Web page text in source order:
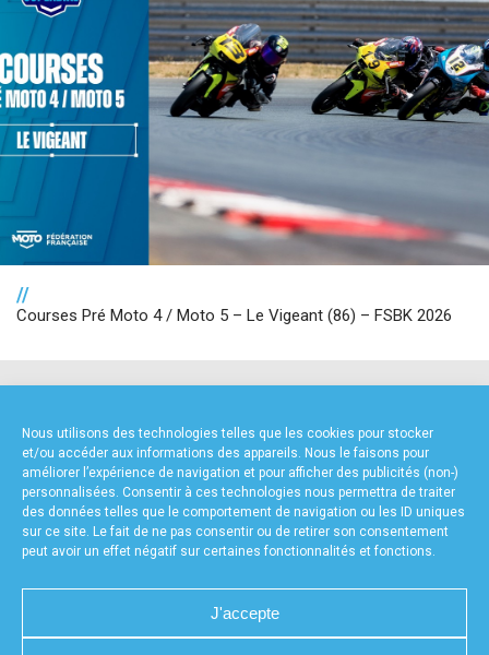
Nous utilisons des technologies telles que les cookies pour stocker
et/ou accéder aux informations des appareils. Nous le faisons pour
améliorer l’expérience de navigation et pour afficher des publicités (non-)
personnalisées. Consentir à ces technologies nous permettra de traiter
des données telles que le comportement de navigation ou les ID uniques
sur ce site. Le fait de ne pas consentir ou de retirer son consentement
peut avoir un effet négatif sur certaines fonctionnalités et fonctions.
J'accepte
//
Courses Pré Moto 4 / Moto 5 – Le Vigeant (86) – FSBK 2026